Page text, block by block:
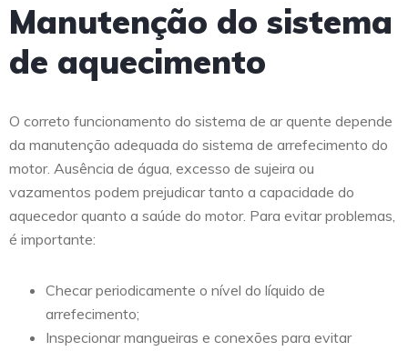
Manutenção do sistema
de aquecimento
O correto funcionamento do sistema de ar quente depende
da manutenção adequada do sistema de arrefecimento do
motor. Ausência de água, excesso de sujeira ou
vazamentos podem prejudicar tanto a capacidade do
aquecedor quanto a saúde do motor. Para evitar problemas,
é importante:
Checar periodicamente o nível do líquido de
arrefecimento;
Inspecionar mangueiras e conexões para evitar